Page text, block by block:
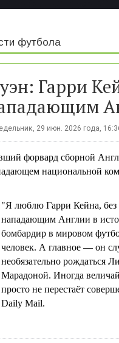
футбола
Гарри
29 июн. 2026 года,
форвард сборной
национальной
"Я люблю Гарри Кейна, без
нападающим Англии в
бомбардир в мировом
человек. А главное — он
необязательно рождаться
Марадоной. Иногда
просто не перестаёт
Daily Mail.